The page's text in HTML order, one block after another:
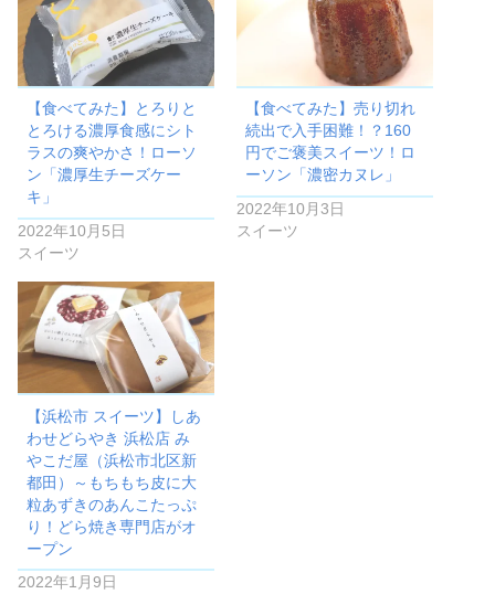
【食べてみた】とろりと
とろける濃厚食感にシト
ラスの爽やかさ！ローソ
ン「濃厚生チーズケー
キ」
2022年10月5日
スイーツ
【食べてみた】売り切れ
続出で入手困難！？160
円でご褒美スイーツ！ロ
ーソン「濃密カヌレ」
2022年10月3日
スイーツ
【浜松市 スイーツ】しあ
わせどらやき 浜松店 み
やこだ屋（浜松市北区新
都田）～もちもち皮に大
粒あずきのあんこたっぷ
り！どら焼き専門店がオ
ープン
2022年1月9日